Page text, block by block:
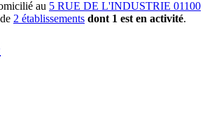
au 5 RUE DE L'INDUSTRIE 01100
2 établissements dont 1 est en activité.